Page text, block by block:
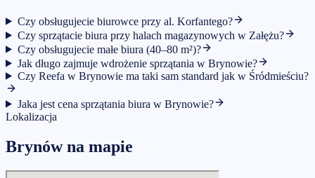
Czy obsługujecie biurowce przy al. Korfantego?
Czy sprzątacie biura przy halach magazynowych w Załężu?
Czy obsługujecie małe biura (40–80 m²)?
Jak długo zajmuje wdrożenie sprzątania w Brynowie?
Czy Reefa w Brynowie ma taki sam standard jak w Śródmieściu?
Jaka jest cena sprzątania biura w Brynowie?
Lokalizacja
Brynów na mapie